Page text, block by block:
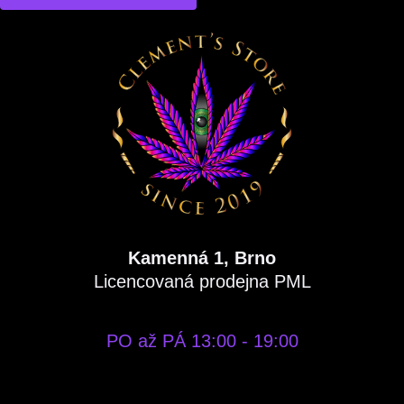
Kamenná 1, Brno
Licencovaná prodejna PML
PO až PÁ 13:00 - 19:00